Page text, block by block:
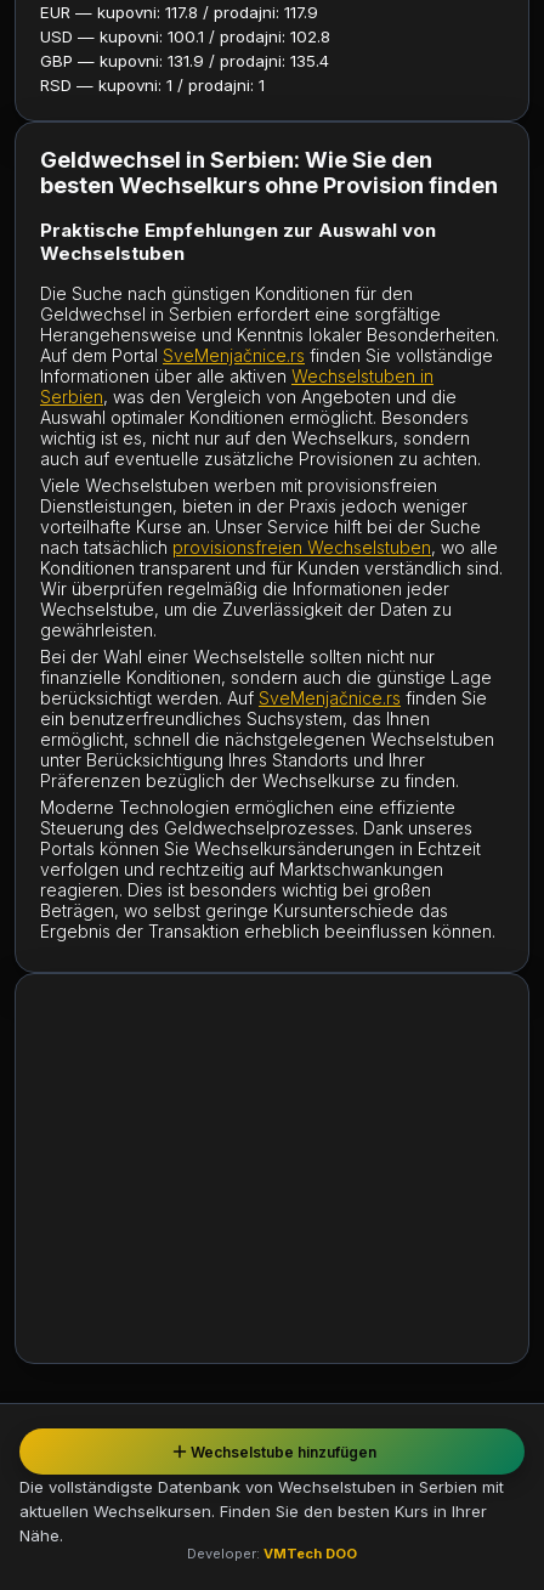
EUR — kupovni: 117.8 / prodajni: 117.9
USD — kupovni: 100.1 / prodajni: 102.8
GBP — kupovni: 131.9 / prodajni: 135.4
RSD — kupovni: 1 / prodajni: 1
Geldwechsel in Serbien: Wie Sie den
besten Wechselkurs ohne Provision finden
Praktische Empfehlungen zur Auswahl von
Wechselstuben
Die Suche nach günstigen Konditionen für den
Geldwechsel in Serbien erfordert eine sorgfältige
Herangehensweise und Kenntnis lokaler Besonderheiten.
Auf dem Portal SveMenjačnice.rs finden Sie vollständige
Informationen über alle aktiven Wechselstuben in
Serbien, was den Vergleich von Angeboten und die
Auswahl optimaler Konditionen ermöglicht. Besonders
wichtig ist es, nicht nur auf den Wechselkurs, sondern
auch auf eventuelle zusätzliche Provisionen zu achten.
Viele Wechselstuben werben mit provisionsfreien
Dienstleistungen, bieten in der Praxis jedoch weniger
vorteilhafte Kurse an. Unser Service hilft bei der Suche
nach tatsächlich provisionsfreien Wechselstuben, wo alle
Konditionen transparent und für Kunden verständlich sind.
Wir überprüfen regelmäßig die Informationen jeder
Wechselstube, um die Zuverlässigkeit der Daten zu
gewährleisten.
Bei der Wahl einer Wechselstelle sollten nicht nur
finanzielle Konditionen, sondern auch die günstige Lage
berücksichtigt werden. Auf SveMenjačnice.rs finden Sie
ein benutzerfreundliches Suchsystem, das Ihnen
ermöglicht, schnell die nächstgelegenen Wechselstuben
unter Berücksichtigung Ihres Standorts und Ihrer
Präferenzen bezüglich der Wechselkurse zu finden.
Moderne Technologien ermöglichen eine effiziente
Steuerung des Geldwechselprozesses. Dank unseres
Portals können Sie Wechselkursänderungen in Echtzeit
verfolgen und rechtzeitig auf Marktschwankungen
reagieren. Dies ist besonders wichtig bei großen
Beträgen, wo selbst geringe Kursunterschiede das
Ergebnis der Transaktion erheblich beeinflussen können.
Die vollständigste Datenbank von Wechselstuben in Serbien mit
aktuellen Wechselkursen. Finden Sie den besten Kurs in Ihrer
Nähe.
Developer: VMTech DOO
Wechselstube hinzufügen